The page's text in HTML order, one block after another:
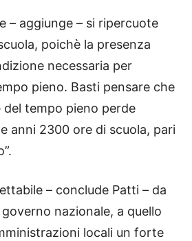
– aggiunge – si ripercuote
poichè la presenza
necessaria per
pieno. Basti pensare che
tempo pieno perde
anni 2300 ore di scuola, pari
– conclude Patti – da
nazionale, a quello
locali un forte